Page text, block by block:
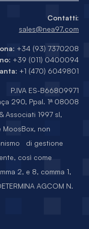
Associati 1997 sl,
non
di gestione
così come
2, e 8, comma 1,
AGCOM N.
Contatti:
sales@nea97.com
: +34 (93) 7370208
: +39 (011) 0400094
: +1 (470) 6049801
P.IVA ES-B66809971
290, Ppal. 1ª 08008